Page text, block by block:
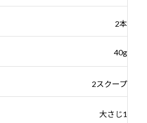
2本
40g
2スクープ
大さじ1